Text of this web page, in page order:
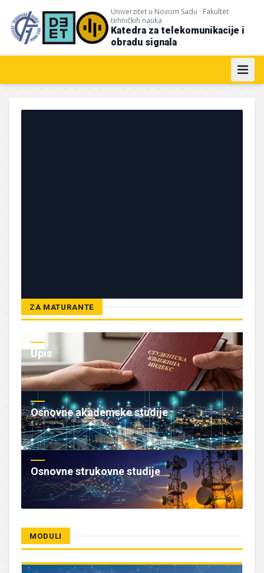
Univerzitet u Novom Sadu · Fakultet
tehničkih nauka
Katedra za telekomunikacije i
obradu signala
INFO
Upis
IKT
OS
ZA MATURANTE
Upis
Osnovne akademske studije
Osnovne strukovne studije
MODULI